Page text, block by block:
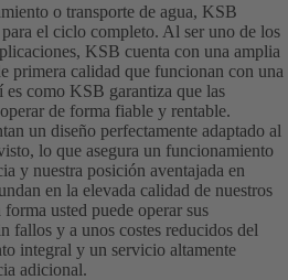
o transporte de agua, KSB
el ciclo completo. Al ser uno de los
KSB cuenta con una amplia
primera calidad que funcionan con una
como KSB garantiza que las
de forma fiable y rentable.
un diseño perfectamente adaptado al
lo que asegura un funcionamiento
y nuestra posición aventajada en
en la elevada calidad de nuestros
usted puede operar sus
fallos y a unos costes reducidos del
integral y un servicio altamente
adicional.